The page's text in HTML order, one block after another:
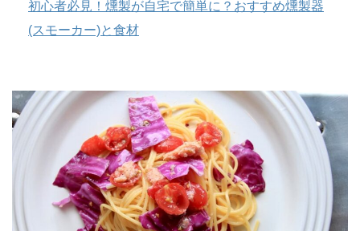
初心者必見！燻製が自宅で簡単に？おすすめ燻製器
(スモーカー)と食材